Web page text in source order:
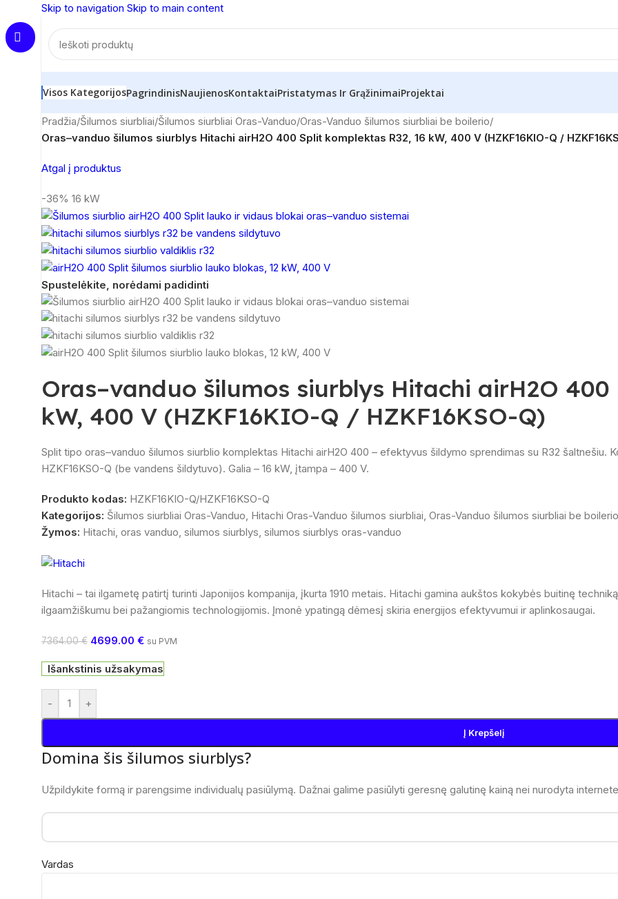
Skip to navigation Skip to main content
Visos KategorijosPagrindinisNaujienosKontaktaiPristatymas Ir GrąžinimaiProjektai
Pradžia/Šilumos siurbliai/Šilumos siurbliai Oras-Vanduo/Oras-Vanduo šilumos siurbliai be boilerio/
Oras–vanduo šilumos siurblys Hitachi airH2O 400 Split komplektas R32, 16 kW, 400 V (HZKF16KIO-Q /
Atgal į produktus
-36% 16 kW
Spustelėkite, norėdami padidinti
Oras–vanduo šilumos siurblys Hitachi airH2O 400
kW, 400 V (HZKF16KIO-Q / HZKF16KSO-Q)
Split tipo oras–vanduo šilumos siurblio komplektas Hitachi airH2O 400 – efektyvus šildymo sprendimas su R32 šaltnešiu.
HZKF16KSO-Q (be vandens šildytuvo). Galia – 16 kW, įtampa – 400 V.
Produkto kodas: HZKF16KIO-Q/HZKF16KSO-Q
Kategorijos: Šilumos siurbliai Oras-Vanduo, Hitachi Oras-Vanduo šilumos siurbliai, Oras-Vanduo šilumos siurbliai be boilerio
Žymos: Hitachi, oras vanduo, silumos siurblys, silumos siurblys oras-vanduo
Hitachi – tai ilgametę patirtį turinti Japonijos kompanija, įkurta 1910 metais. Hitachi gamina aukštos kokybės buitinę
ilgaamžiškumu bei pažangiomis technologijomis. Įmonė ypatingą dėmesį skiria energijos efektyvumui ir aplinkosaugai.
7364.00€ 4699.00 € su PVM
Išankstinis užsakymas
- +
Į Krepšelį
Domina šis šilumos siurblys?
Užpildykite formą ir parengsime individualų pasiūlymą. Dažnai galime pasiūlyti geresnę galutinę kainą nei nurodyta
Vardas